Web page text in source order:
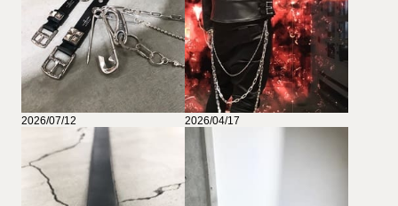
2026/07/12 2026/04/17